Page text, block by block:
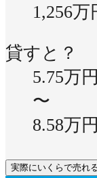
1,256万
貸すと？
5.75万
〜
8.58万
実際にいくらで売れ